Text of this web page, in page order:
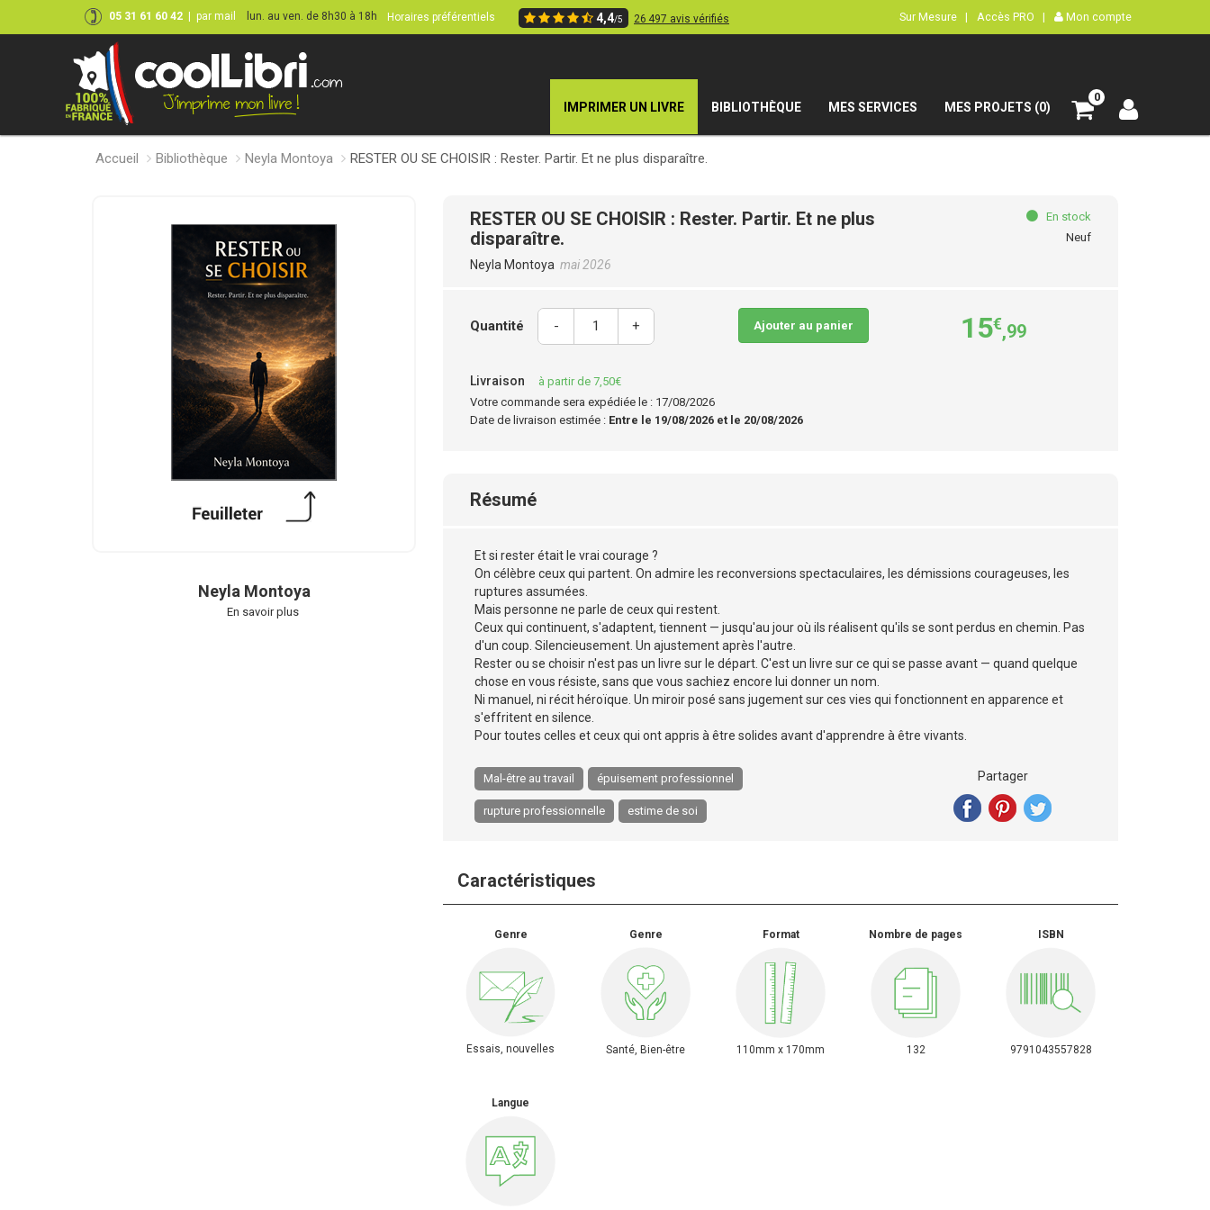
05 31 61 60 42 par mail lun. au ven. de 8h30 à 18h Horaires préférentiels 4,4/5 26 497 avis vérifiés Sur Mesure | Accès PRO | Mon compte
IMPRIMER UN LIVRE BIBLIOTHÈQUE MES SERVICES MES PROJETS (0)
0
Accueil Bibliothèque Neyla Montoya RESTER OU SE CHOISIR : Rester. Partir. Et ne plus disparaître.
Neyla Montoya
En savoir plus
RESTER OU SE CHOISIR : Rester. Partir. Et ne plus
disparaître.
Neyla Montoya mai 2026
En stock
Neuf
Quantité - + Ajouter au panier 15€,99
Livraison
à partir de 7,50€
Votre commande sera expédiée le : 17/08/2026
Date de livraison estimée : Entre le 19/08/2026 et le 20/08/2026
Résumé
Et si rester était le vrai courage ?
On célèbre ceux qui partent. On admire les reconversions spectaculaires, les démissions courageuses, les
ruptures assumées.
Mais personne ne parle de ceux qui restent.
Ceux qui continuent, s'adaptent, tiennent — jusqu'au jour où ils réalisent qu'ils se sont perdus en chemin. Pas
d'un coup. Silencieusement. Un ajustement après l'autre.
Rester ou se choisir n'est pas un livre sur le départ. C'est un livre sur ce qui se passe avant — quand quelque
chose en vous résiste, sans que vous sachiez encore lui donner un nom.
Ni manuel, ni récit héroïque. Un miroir posé sans jugement sur ces vies qui fonctionnent en apparence et
s'effritent en silence.
Pour toutes celles et ceux qui ont appris à être solides avant d'apprendre à être vivants.
Mal-être au travail épuisement professionnel
rupture professionnelle estime de soi
Partager
Caractéristiques
Genre
Essais, nouvelles
Genre
Santé, Bien-être
Format
110mm x 170mm
Nombre de pages
132
ISBN
9791043557828
Langue